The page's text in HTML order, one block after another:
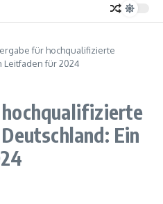
für hochqualifizierte
Leitfaden für 2024
Ein